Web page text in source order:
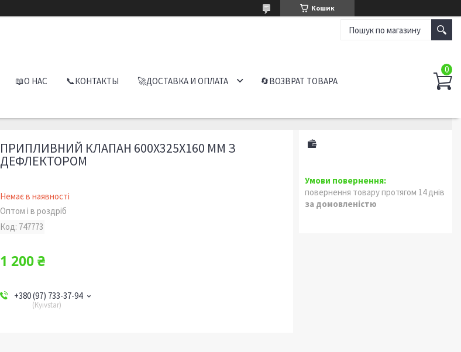
Кошик
📖О НАС 📞КОНТАКТЫ 🚀ДОСТАВКА И ОПЛАТА 🔄ВОЗВРАТ ТОВАРА
ПРИПЛИВНИЙ КЛАПАН 600X325Х160 MM З
ДЕФЛЕКТОРОМ
Немає в наявності
Оптом і в роздріб
Код: 747773
1 200 ₴
+380 (97) 733-37-94
Kyivstar
повернення товару протягом 14 днів
за домовленістю